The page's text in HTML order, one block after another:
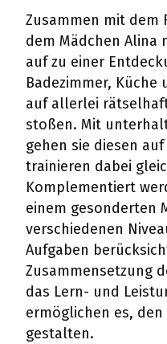
Zusammen mit dem
dem Mädchen Alina
auf zu einer
Badezimmer, Küche
auf allerlei
stoßen. Mit
gehen sie diesen
trainieren dabei
Komplementiert
einem gesonderten
verschiedenen
Aufgaben
Zusammensetzung
das Lern- und
ermöglichen es,
gestalten.